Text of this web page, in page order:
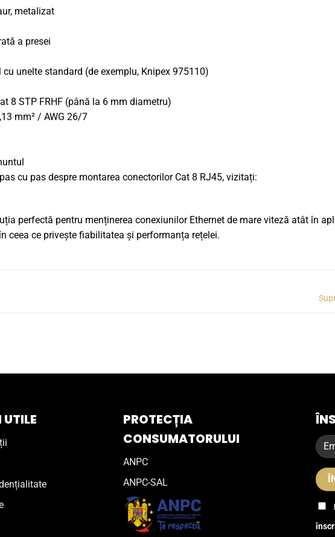
metalizat
a presei
unelte standard (de exemplu, Knipex 975110)
8 STP FRHF (până la 6 mm diametru)
mm² / AWG 26/7
cu pas despre montarea conectorilor Cat 8 RJ45, vizitați:
perfectă pentru menținerea conexiunilor Ethernet de mare viteză atât în
ceea ce privește fiabilitatea și performanța rețelei.
PROTECȚIA
CONSUMATORULUI
ANPC
ANPC-SAL